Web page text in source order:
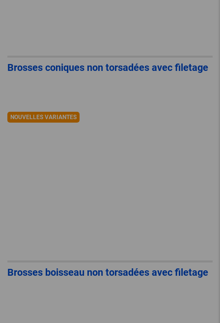
Brosses coniques non torsadées avec filetage
NOUVELLES VARIANTES
Brosses boisseau non torsadées avec filetage